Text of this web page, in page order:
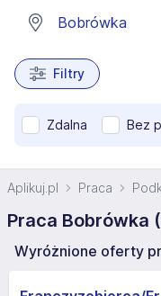
Filtry
Zdalna Bez
Aplikuj.pl Praca
Praca Bobrówka
Wyróżnione oferty